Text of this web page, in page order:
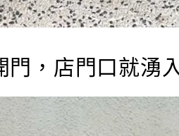
，店門口就湧